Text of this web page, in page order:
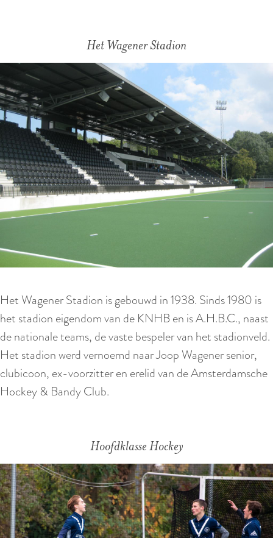
Het Wagener Stadion
Het Wagener Stadion is gebouwd in 1938. Sinds 1980 is
het stadion eigendom van de KNHB en is A.H.B.C., naast
de nationale teams, de vaste bespeler van het stadionveld.
Het stadion werd vernoemd naar Joop Wagener senior,
clubicoon, ex-voorzitter en erelid van de Amsterdamsche
Hockey & Bandy Club.
Hoofdklasse Hockey